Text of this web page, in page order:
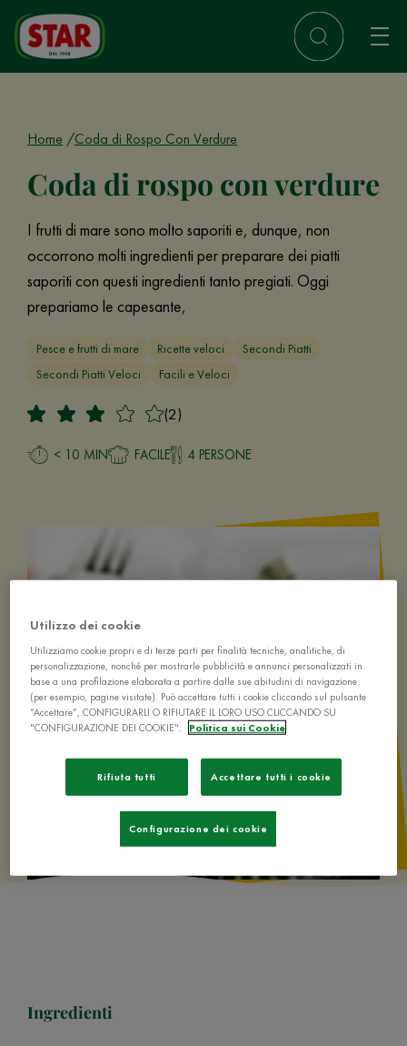
Home Coda di Rospo Con Verdure
Coda di rospo con verdure
I frutti di mare sono molto saporiti e, dunque, non
occorrono molti ingredienti per preparare dei piatti
saporiti con questi ingredienti tanto pregiati. Oggi
prepariamo le capesante,
Pesce e frutti di mare Ricette veloci
Secondi Piatti
Secondi Piatti Veloci
Facili e Veloci
(2)
< 10 MIN FACILE 4 PERSONE
Ingredienti
Utilizzo dei cookie
Utilizziamo cookie propri e di terze parti per finalità tecniche, analitiche, di
personalizzazione, nonché per mostrarle pubblicità e annunci personalizzati in
base a una profilazione elaborata a partire dalle sue abitudini di navigazione
(per esempio, pagine visitate). Può accettare tutti i cookie cliccando sul pulsante
“Accettare”, CONFIGURARLI O RIFIUTARE IL LORO USO CLICCANDO SU
"CONFIGURAZIONE DEI COOKIE".
Politica sui Cookie
Rifiuta tutti Accettare tutti i cookie
Configurazione dei cookie